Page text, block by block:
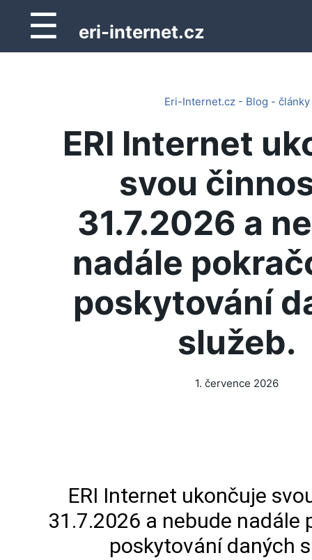
☰ eri-internet.cz
Eri-Internet.cz - Blog - články
ERI Internet
svou
31.7.2026 a
nadále
poskytování
služeb.
1. července 2026
ERI Internet ukončuje
31.7.2026 a nebude nadále
poskytování daných